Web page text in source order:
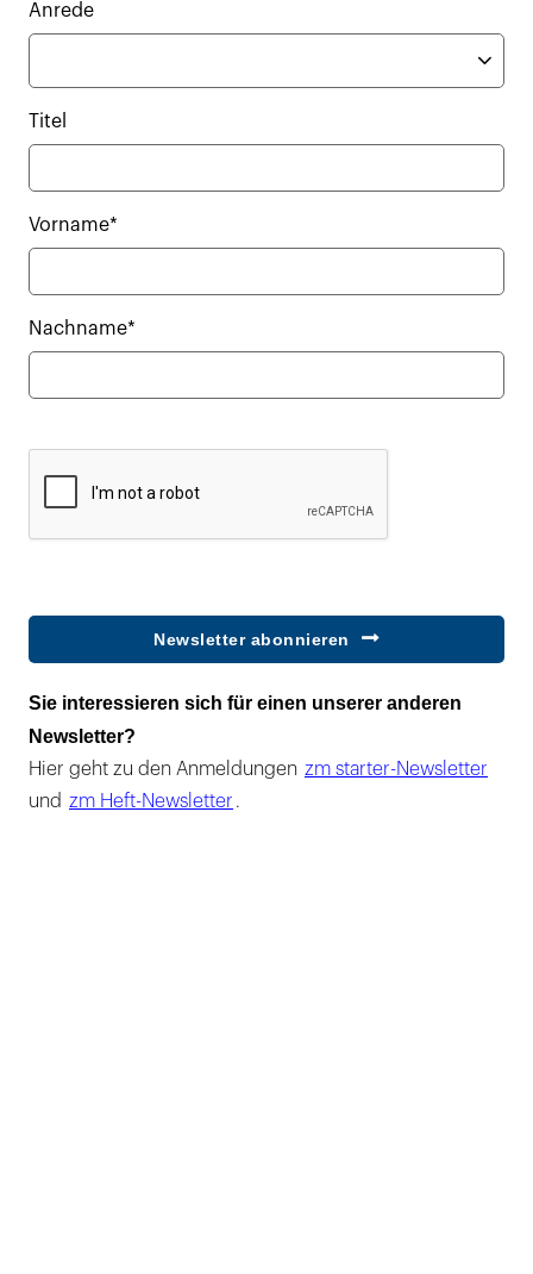
Anrede
Titel
Vorname*
Nachname*
Newsletter abonnieren
Sie interessieren sich für einen unserer anderen
Newsletter?
Hier geht zu den Anmeldungen zm starter-Newsletter
und zm Heft-Newsletter .